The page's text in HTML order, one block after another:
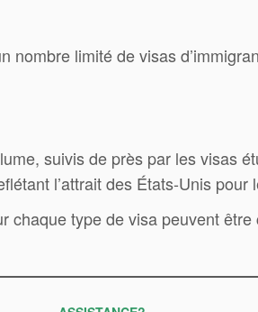
limité de visas
suivis de près par les visas
l’attrait des États-Unis
chaque type de visa peuvent